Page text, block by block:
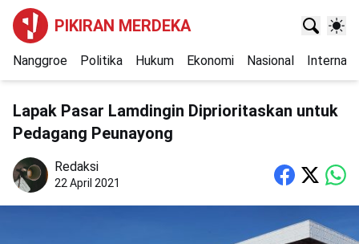
PIKIRAN MERDEKA
Nanggroe Politika Hukum Ekonomi Nasional
Lapak Pasar Lamdingin Diprioritaskan untuk
Pedagang Peunayong
Redaksi
22 April 2021